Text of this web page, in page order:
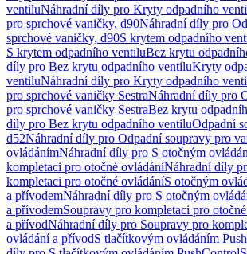
ventiluNáhradní díly pro Kryty odpadního
pro sprchové vaničky, d90Náhradní díly pro
sprchové vaničky, d90S krytem odpadního
S krytem odpadního ventiluBez krytu
díly pro Bez krytu odpadního ventiluKryty
ventiluNáhradní díly pro Kryty odpadního
pro sprchové vaničky SestraNáhradní díly pro
pro sprchové vaničky SestraBez krytu
díly pro Bez krytu odpadního ventiluOdpadní
d52Náhradní díly pro Odpadní soupravy pro
ovládánímNáhradní díly pro S otočným
kompletaci pro otočné ovládáníNáhradní díly
kompletaci pro otočné ovládáníS otočným
a přívodemNáhradní díly pro S otočným
a přívodemSoupravy pro kompletaci pro
a přívodNáhradní díly pro Soupravy pro
ovládání a přívodS tlačítkovým ovládáním